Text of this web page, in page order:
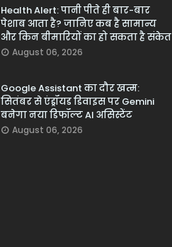
Health Alert: पानी पीते ही बार-बार
पेशाब आता है? जानिए कब है सामान्य
और किन बीमारियों का हो सकता है संकेत
August 06, 2026
Google Assistant का दौर खत्म:
सितंबर से एंड्रॉयड डिवाइस पर Gemini
बनेगा नया डिफॉल्ट AI असिस्टेंट
August 06, 2026